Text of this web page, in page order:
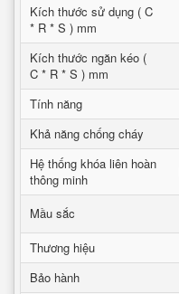
Kích thước sử dụng ( C
* R * S ) mm
Kích thước ngăn kéo (
C * R * S ) mm
Tính năng
Khả năng chống cháy
Hệ thống khóa liên hoàn
thông minh
Mầu sắc
Thương hiệu
Bảo hành